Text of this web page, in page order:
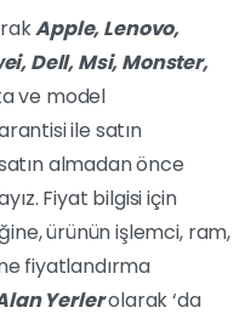
Apple, Lenovo,
Dell, Msi, Monster,
ve model
ile satın
almadan önce
Fiyat bilgisi için
ürünün işlemci, ram,
fiyatlandırma
Yerlerolarak ‘da